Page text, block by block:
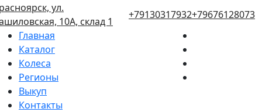
ул.
10А, склад 1
+79130317932+79676128073
Главная
Каталог
Колеса
Регионы
Выкуп
Контакты